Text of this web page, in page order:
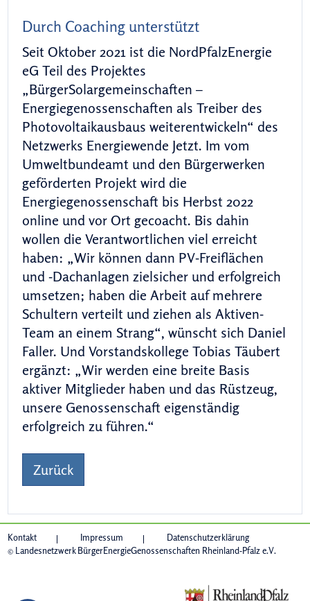
Durch Coaching unterstützt
Seit Oktober 2021 ist die NordPfalzEnergie
eG Teil des Projektes
„BürgerSolargemeinschaften –
Energiegenossenschaften als Treiber des
Photovoltaikausbaus weiterentwickeln“ des
Netzwerks Energiewende Jetzt. Im vom
Umweltbundeamt und den Bürgerwerken
geförderten Projekt wird die
Energiegenossenschaft bis Herbst 2022
online und vor Ort gecoacht. Bis dahin
wollen die Verantwortlichen viel erreicht
haben: „Wir können dann PV-Freiflächen
und -Dachanlagen zielsicher und erfolgreich
umsetzen; haben die Arbeit auf mehrere
Schultern verteilt und ziehen als Aktiven-
Team an einem Strang“, wünscht sich Daniel
Faller. Und Vorstandskollege Tobias Täubert
ergänzt: „Wir werden eine breite Basis
aktiver Mitglieder haben und das Rüstzeug,
unsere Genossenschaft eigenständig
erfolgreich zu führen.“
Zurück
Kontakt Impressum
Datenschutzerklärung
© Landesnetzwerk BürgerEnergieGenossenschaften Rheinland-Pfalz e.V.